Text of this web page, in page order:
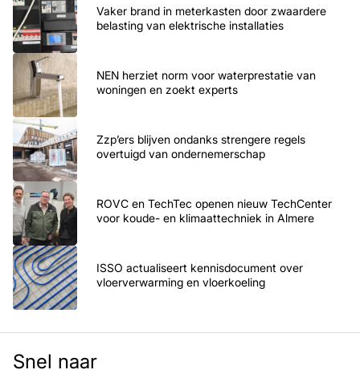
Vaker brand in meterkasten door zwaardere
belasting van elektrische installaties
NEN herziet norm voor waterprestatie van
woningen en zoekt experts
Zzp’ers blijven ondanks strengere regels
overtuigd van ondernemerschap
ROVC en TechTec openen nieuw TechCenter
voor koude- en klimaattechniek in Almere
ISSO actualiseert kennisdocument over
vloerverwarming en vloerkoeling
Snel naar